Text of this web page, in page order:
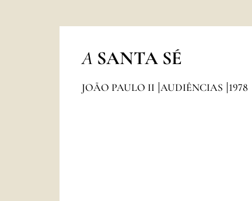
A SANTA SÉ
JOÃO PAULO II AUDIÊNCIAS 1978